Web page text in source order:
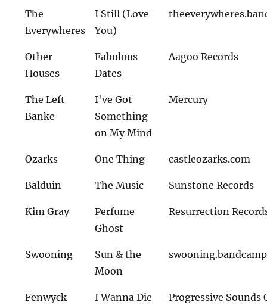
The
Everywheres
I Still (Love
You)
Other
Houses
Fabulous
Dates
Aagoo Records
The Left
Banke
I've Got
Something
on My Mind
Mercury
Ozarks One Thing castleozarks.com
Balduin The Music Sunstone Records
Kim Gray
Perfume
Ghost
Resurrection
Swooning
Sun & the
Moon
Fenwyck I Wanna Die Progressive Sounds